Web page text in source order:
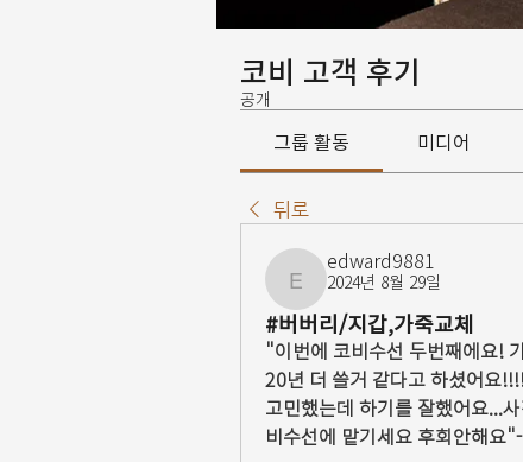
코비 고객 후기
공개
그룹 활동 미디어
뒤로
edward9881
edward9881
2024년 8월 29일
#버버리/지갑,가죽교체
"이번에 코비수선 두번째에요!
20년 더 쓸거 같다고 하셨어요
고민했는데 하기를 잘했어요...
비수선에 맡기세요 후회안해요